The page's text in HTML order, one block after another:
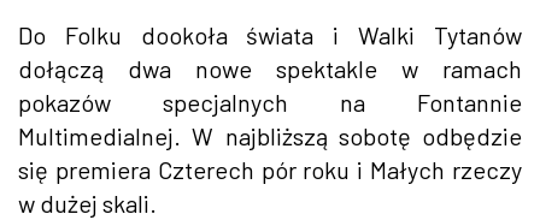
Do Folku dookoła świata i Walki Tytanów
dołączą dwa nowe spektakle w ramach
pokazów specjalnych na Fontannie
Multimedialnej. W najbliższą sobotę odbędzie
się premiera Czterech pór roku i Małych rzeczy
w dużej skali.